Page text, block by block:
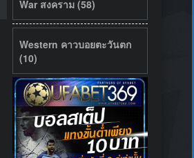
War สงคราม (58)
Western คาวบอยตะวันตก
(10)